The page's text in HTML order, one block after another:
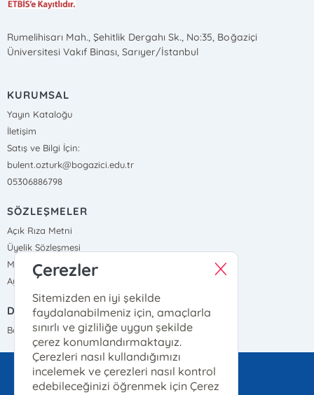
Rumelihisarı Mah., Şehitlik Dergahı Sk., No:35, Boğaziçi
Üniversitesi Vakıf Binası, Sarıyer/İstanbul
KURUMSAL
Yayın Kataloğu
İletişim
Satış ve Bilgi İçin:
bulent.ozturk@bogazici.edu.tr
05306886798
SÖZLEŞMELER
Açık Rıza Metni
Üyelik Sözleşmesi
Mesafeli Satış Sözleşmesi
Aydınlatma Metni, Gizlilik ve Çerez Politikası
DIŞ BAĞLANTILAR
Boğaziçi Üniversitesi
yayinevi@bogazici.edu.tr
Çerezler
Sitemizden en iyi şekilde
faydalanabilmeniz için, amaçlarla
sınırlı ve gizliliğe uygun şekilde
çerez konumlandırmaktayız.
Çerezleri nasıl kullandığımızı
incelemek ve çerezleri nasıl kontrol
edebileceğinizi öğrenmek için Çerez